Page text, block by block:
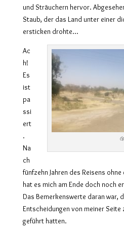
und Sträuchern hervor.
Staub, der das Land unter einer
ersticken drohte…
Ac
h!
Es
ist
pa
ssi
ert
.
Na
ch
fünfzehn Jahren des Reisens ohne
hat es mich am Ende doch noch
Das Bemerkenswerte daran war,
Entscheidungen von meiner
geführt hatten.